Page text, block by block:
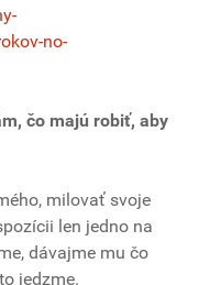
no-
čo majú robiť, aby
milovať svoje
len jedno na
dávajme mu čo
jedzme.